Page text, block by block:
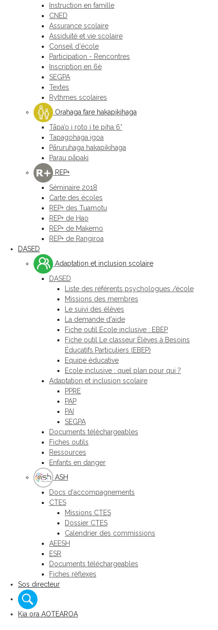
Instruction en famille
CNED
Assurance scolaire
Assiduité et vie scolaire
Conseil d'école
Participation - Rencontres
Inscription en 6è
SEGPA
Textes
Rythmes scolaires
Orahaga fare hakapikihaga
Tāpa’o i roto i te piha 6°
Tapagohaga igoa
Pāruruhaga hakapikihaga
Parau pāpaki
REP+
Séminaire 2018
Carte des écoles
REP+ des Tuamotu
REP+ de Hao
REP+ de Makemo
REP+ de Rangiroa
DASED
Adaptation et inclusion scolaire
DASED
Liste des référents psychologues /école
Missions des membres
Le suivi des élèves
La demande d'aide
Fiche outil Ecole inclusive : EBEP
Fiche outil Le classeur Élèves à Besoins
Éducatifs Particuliers (EBEP)
Equipe éducative
Ecole inclusive : quel plan pour qui ?
Adaptation et inclusion scolaire
PPRE
PAP
PAI
SEGPA
Documents téléchargeables
Fiches outils
Ressources
Enfants en danger
ASH
Docs d'accompagnements
CTES
Missions CTES
Dossier CTES
Calendrier des commissions
AEESH
ESR
Documents téléchargeables
Fiches réflexes
Sos directeur
Kia ora AOTEAROA